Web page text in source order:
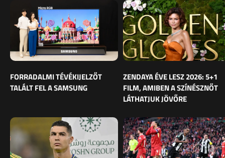
FORRADALMI TÉVÉKIJELZŐT
TALÁLT FEL A SAMSUNG
ZENDAYA ÉVE LESZ 2026: 5+1
FILM, AMIBEN A SZÍNÉSZNŐT
LÁTHATJUK JÖVŐRE